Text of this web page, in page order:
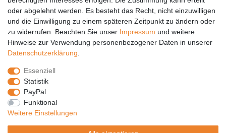
GLS
DB Schenker
PaketPLUS
SPONSORING
Malchower SV 90
Malchower Wölfe
ZERTIFIKATE
Händlerbund
oder abgelehnt werden. Es besteht das Recht, nicht einzuwilligen
und die Einwilligung zu einem späteren Zeitpunkt zu ändern oder
zu widerrufen. Beachten Sie unser Impressum und weitere
Hinweise zur Verwendung personenbezogener Daten in unserer
Daten­schutz­erklärung
Essenziell
Statistik
PayPal
Funktional
Weitere Einstellungen